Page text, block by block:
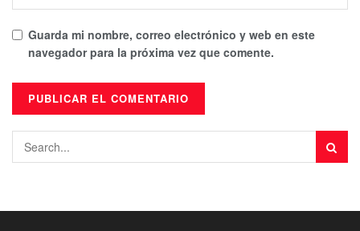
Guarda mi nombre, correo electrónico y web en este
navegador para la próxima vez que comente.